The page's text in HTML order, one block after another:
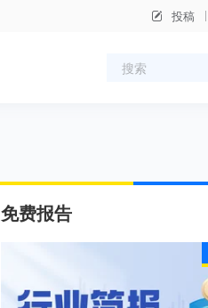
投稿
免费报告